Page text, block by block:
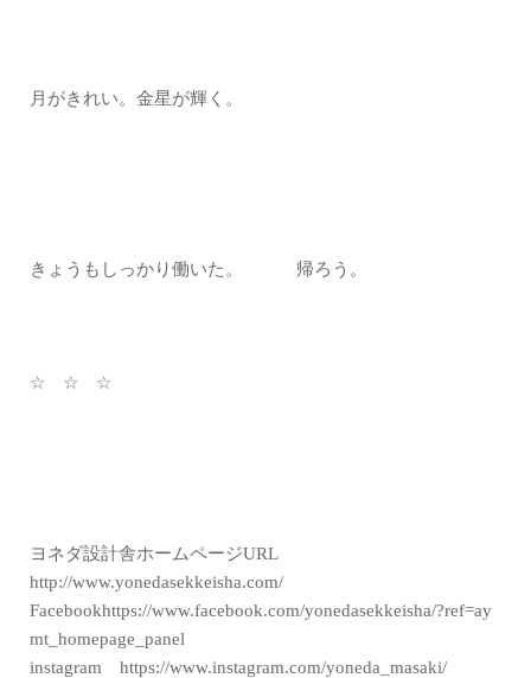
月がきれい。金星が輝く。
きょうもしっかり働いた。 帰ろう。
☆ ☆ ☆
ヨネダ設計舎ホームページURL
http://www.yonedasekkeisha.com/
Facebookhttps://www.facebook.com/yonedasekkeisha/?ref=ay
mt_homepage_panel
instagram https://www.instagram.com/yoneda_masaki/